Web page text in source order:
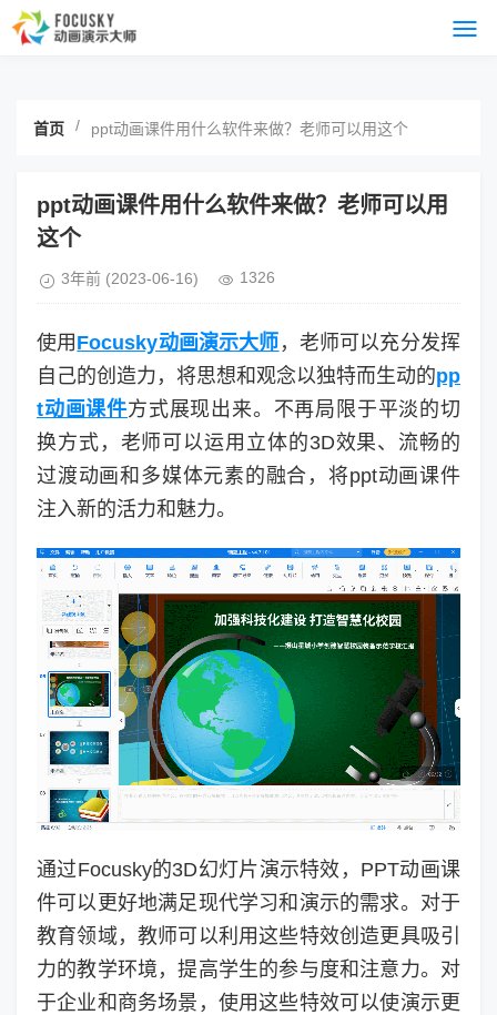
首页 / ppt动画课件用什么软件来做？老师可以用这个
ppt动画课件用什么软件来做？老师可以用
这个
3年前 (2023-06-16) 1326
使用 Focusky动画演示大师 ，老师可以充分发挥
自己的创造力，将思想和观念以独特而生动的pp
t动画课件方式展现出来。不再局限于平淡的切
换方式，老师可以运用立体的3D效果、流畅的
过渡动画和多媒体元素的融合，将ppt动画课件
注入新的活力和魅力。
通过Focusky的3D幻灯片演示特效，PPT动画课
件可以更好地满足现代学习和演示的需求。对于
教育领域，教师可以利用这些特效创造更具吸引
力的教学环境，提高学生的参与度和注意力。对
于企业和商务场景，使用这些特效可以使演示更